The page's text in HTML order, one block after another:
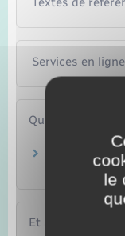
Services en
Questions ?
Bulletin
fait la
Et aussi
le